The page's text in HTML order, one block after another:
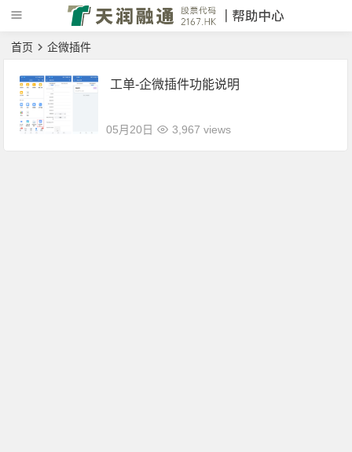
首页 企微插件
工单-企微插件功能说明
05月20日 3,967 views